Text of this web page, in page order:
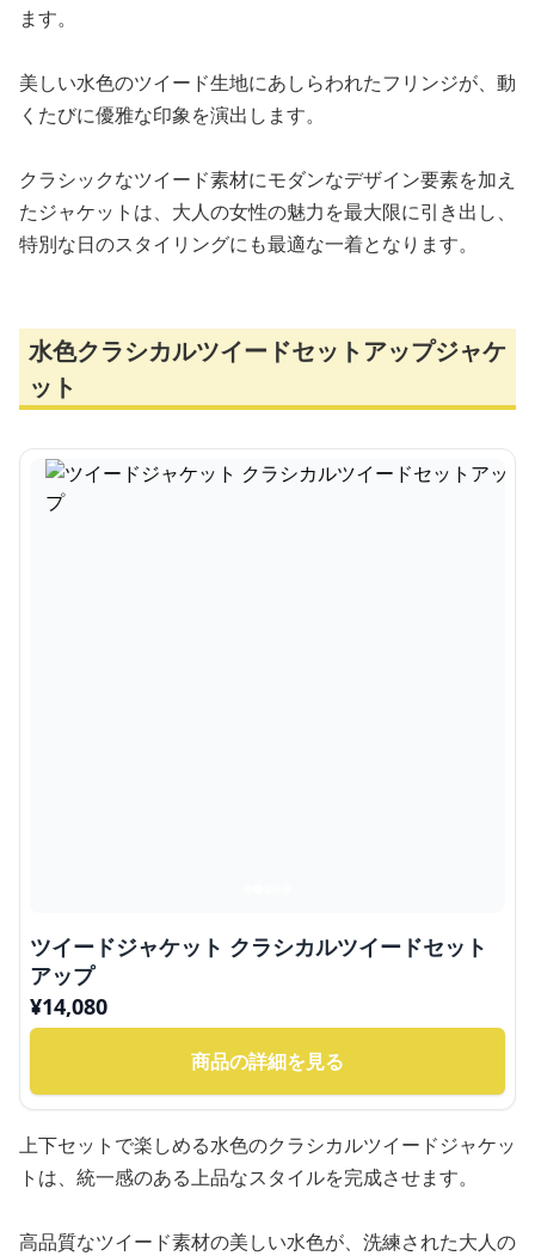
ます。
美しい水色のツイード生地にあしらわれたフリンジが、動
くたびに優雅な印象を演出します。
クラシックなツイード素材にモダンなデザイン要素を加え
たジャケットは、大人の女性の魅力を最大限に引き出し、
特別な日のスタイリングにも最適な一着となります。
水色クラシカルツイードセットアップジャケ
ット
ツイードジャケット クラシカルツイードセット
アップ
¥14,080
商品の詳細を見る
上下セットで楽しめる水色のクラシカルツイードジャケッ
トは、統一感のある上品なスタイルを完成させます。
高品質なツイード素材の美しい水色が、洗練された大人の